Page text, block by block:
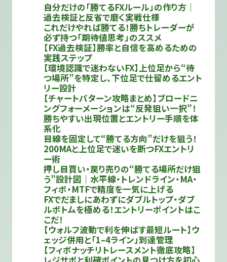
自分だけの「勝てるFXルール」の作り方｜
過去検証と反省で磨く実戦仕様
これだけやれば勝てる！勝ちトレーダーが
必ず持つ「期待値思考」のススメ
【FX過去検証】勝率と自信を高めるための
実践ステップ
【環境認識で迷わないFX】上位足から“待
つ場所”を特定し、下位足で仕留めるエント
リー設計
【チャートパターン攻略まとめ】ブロードニ
ングフォーメーションは“反発狙い一択”！
勝ちやすい出現位置とエントリー手順を体
系化
目線を固定して“勝てる方向”だけを狙う！
200MAと上位足で迷いを断つFXエントリ
ー術
押し目買い・戻り売りの“勝てる場所だけ狙
う”設計図｜水平線・トレンドライン・MA・
フィボ・MTFで精度を一気に上げる
FXでだましにあわずにダブルトップ・ダブ
ルボトムを極める！エントリーポイントはこ
こだ！
【ウォルフ波動で利を伸ばす最短ルート】ウ
ェッジ併用と「1–4ライン」到達管理
【フィボナッチリトレースメント徹底攻略】